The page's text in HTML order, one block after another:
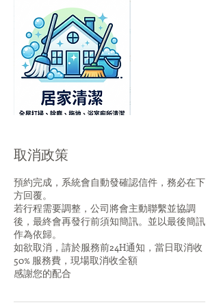
取消政策
預約完成，系統會自動發確認信件，務必在下
方回覆。
若行程需要調整，公司將會主動聯繫並協調
後，最終會再發行前須知簡訊。並以最後簡訊
作為依歸。
如欲取消，請於服務前24H通知，當日取消收
50% 服務費，現場取消收全額
感謝您的配合